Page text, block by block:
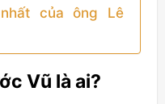
của ông Lê
Vũ là ai?